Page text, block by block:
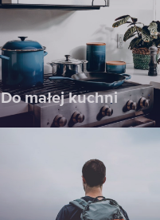
Do małej kuchni